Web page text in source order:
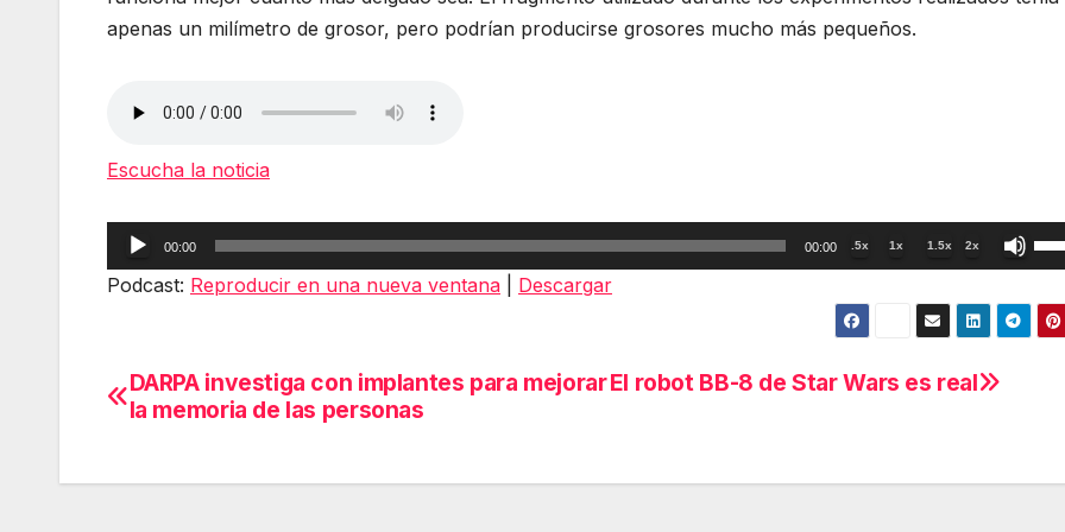
apenas un milímetro de grosor, pero podrían producirse grosores mucho más pequeños.
Escucha la noticia
Reproductor
de
00:00 00:00 .5x 1x 1.5x 2x
las
de
Podcast: Reproducir en una nueva ventana Descargar
Navegación
entradas
El robot BB-8 de Star Wars es real
DARPA investiga con implantes para mejorar
la memoria de las personas